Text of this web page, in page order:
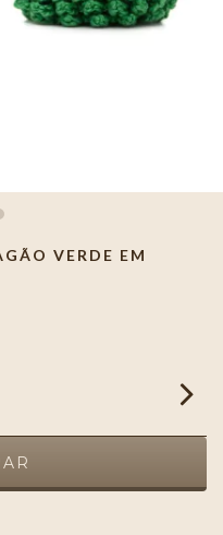
VERDE EM